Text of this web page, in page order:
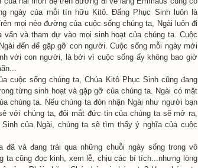
ngày của mỗi tín hữu Kitô. Đấng Phục Sinh luôn là
mọi nẻo đường của cuộc sống chúng ta, Ngài luôn đi
vấn và tham dự vào mọi sinh hoạt của chúng ta. Cuộc
đến để gặp gỡ con người. Cuộc sống mỗi ngày mới
với con người, là bởi vì cuộc sống ấy không bao giờ
cuộc sống chúng ta, Chúa Kitô Phục Sinh cũng đang
từng sinh hoạt và gặp gỡ của chúng ta. Ngài có mặt
chúng ta. Nếu chúng ta đón nhận Ngài như người bạn
với chúng ta, đôi mắt đức tin của chúng ta sẽ mở ra,
của Ngài, chúng ta sẽ tìm thấy ý nghĩa của cuộc
đã và đang trải qua những chuỗi ngày sống trong vô
ta cũng đọc kinh, xem lễ, chịu các bí tích...nhưng lòng